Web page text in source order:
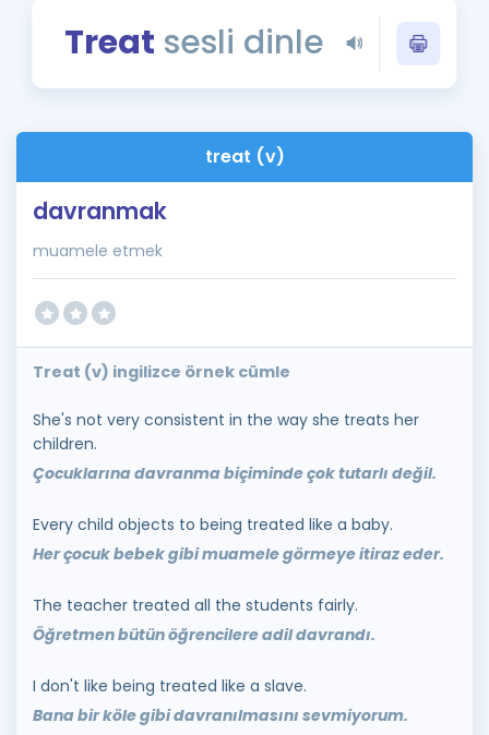
Blog
İngilizce Gramer
Treat sesli dinle
treat (v)
davranmak
muamele etmek
Treat (v) ingilizce örnek cümle
She's not very consistent in the way she treats her
children.
Çocuklarına davranma biçiminde çok tutarlı değil.
Every child objects to being treated like a baby.
Her çocuk bebek gibi muamele görmeye itiraz eder.
The teacher treated all the students fairly.
Öğretmen bütün öğrencilere adil davrandı.
I don't like being treated like a slave.
Bana bir köle gibi davranılmasını sevmiyorum.